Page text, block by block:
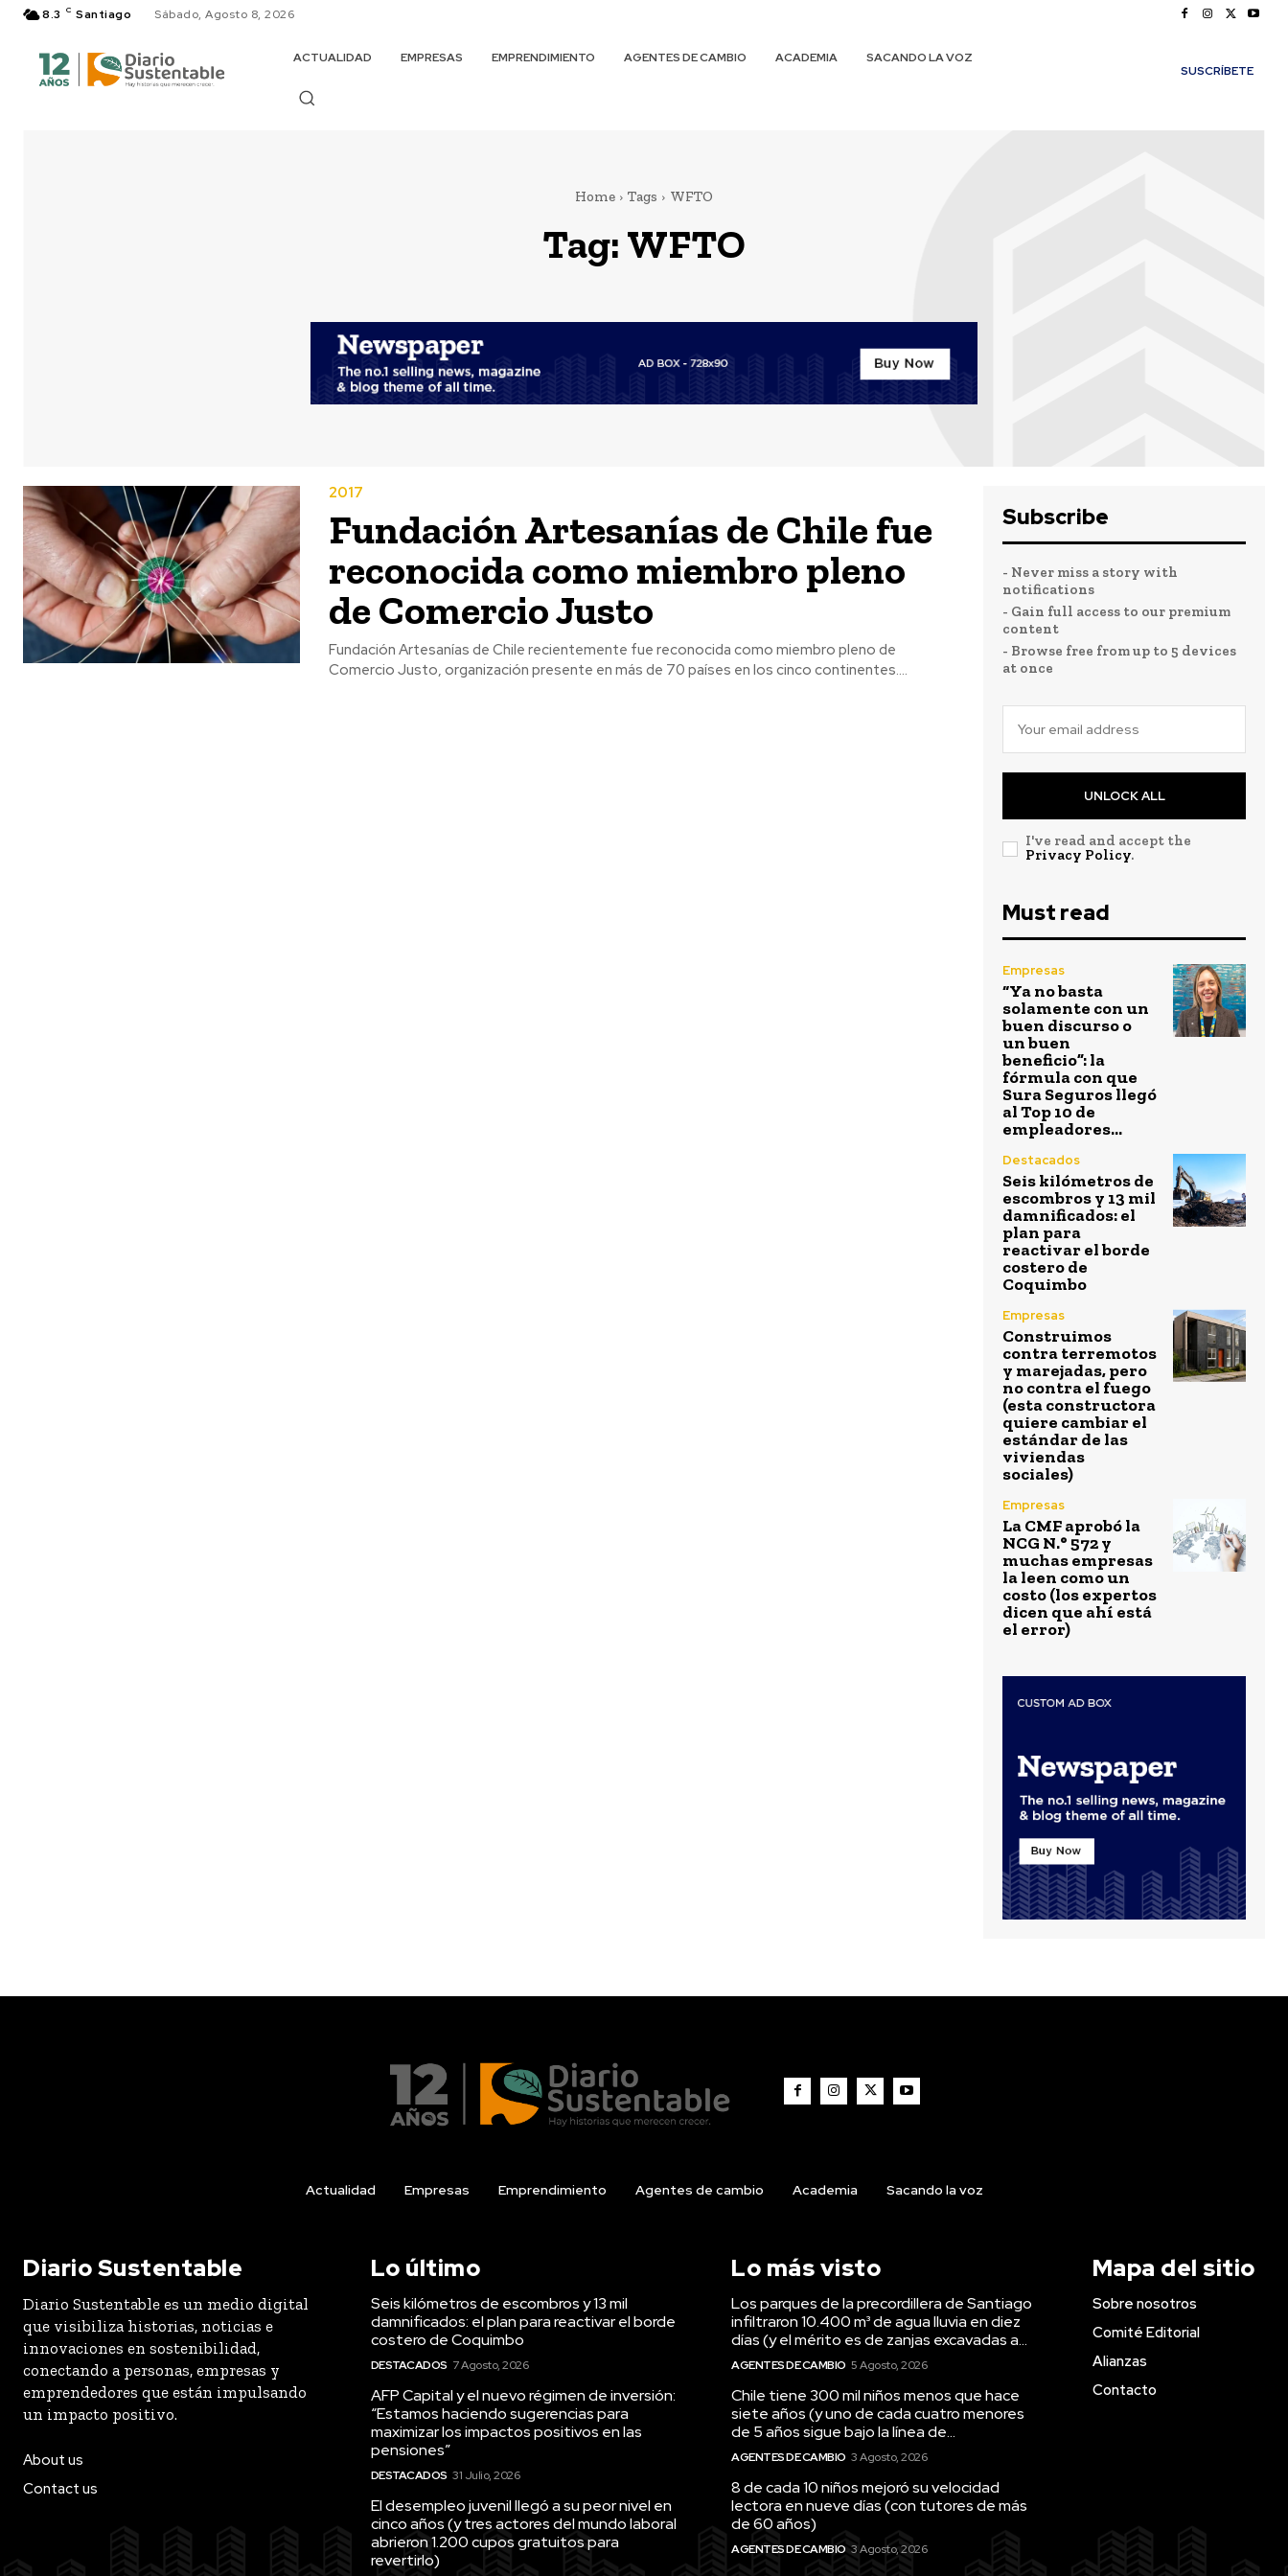
8.3 C Santiago Sábado, Agosto 8, 2026
ACTUALIDAD EMPRESAS EMPRENDIMIENTO AGENTES DE CAMBIO ACADEMIA
SACANDO LA VOZ
SUSCRÍBETE
Home Tags WFTO
Tag:WFTO
2017
Fundación Artesanías de Chile fue
reconocida como miembro pleno
de Comercio Justo
Fundación Artesanías de Chile recientemente fue reconocida como miembro pleno de
Comercio Justo, organización presente en más de 70 países en los cinco continentes....
Subscribe
- Never miss a story with
notifications
- Gain full access to our premium
content
- Browse free from up to 5 devices
at once
UNLOCK ALL
I've read and accept the
Privacy Policy.
Must read
Empresas
“Ya no basta
solamente con un
buen discurso o
un buen
beneficio”: la
fórmula con que
Sura Seguros llegó
al Top 10 de
empleadores...
Destacados
Seis kilómetros de
escombros y 13 mil
damnificados: el
plan para
reactivar el borde
costero de
Coquimbo
Empresas
Construimos
contra terremotos
y marejadas, pero
no contra el fuego
(esta constructora
quiere cambiar el
estándar de las
viviendas
sociales)
Empresas
La CMF aprobó la
NCG N.° 572 y
muchas empresas
la leen como un
costo (los expertos
dicen que ahí está
el error)
Actualidad Empresas Emprendimiento Agentes de cambio Academia Sacando la voz
Diario Sustentable
Diario Sustentable es un medio digital
que visibiliza historias, noticias e
innovaciones en sostenibilidad,
conectando a personas, empresas y
emprendedores que están impulsando
un impacto positivo.
About us
Contact us
Lo último
Seis kilómetros de escombros y 13 mil
damnificados: el plan para reactivar el borde
costero de Coquimbo
DESTACADOS 7 Agosto, 2026
AFP Capital y el nuevo régimen de inversión:
“Estamos haciendo sugerencias para
maximizar los impactos positivos en las
pensiones”
DESTACADOS 31 Julio, 2026
El desempleo juvenil llegó a su peor nivel en
cinco años (y tres actores del mundo laboral
abrieron 1.200 cupos gratuitos para
revertirlo)
Lo más visto
Los parques de la precordillera de Santiago
infiltraron 10.400 m³ de agua lluvia en diez
días (y el mérito es de zanjas excavadas a...
AGENTES DE CAMBIO 5 Agosto, 2026
Chile tiene 300 mil niños menos que hace
siete años (y uno de cada cuatro menores
de 5 años sigue bajo la línea de...
AGENTES DE CAMBIO 3 Agosto, 2026
8 de cada 10 niños mejoró su velocidad
lectora en nueve días (con tutores de más
de 60 años)
AGENTES DE CAMBIO 3 Agosto, 2026
Mapa del sitio
Sobre nosotros
Comité Editorial
Alianzas
Contacto